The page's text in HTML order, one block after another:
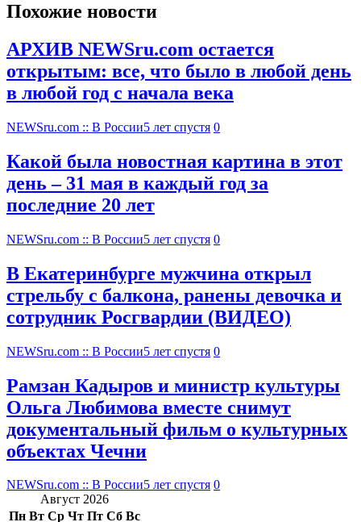
Похожие новости
АРХИВ NEWSru.com остается
открытым: все, что было в любой день
в любой год с начала века
NEWSru.com :: В России5 лет спустя 0
Какой была новостная картина в этот
день – 31 мая в каждый год за
последние 20 лет
NEWSru.com :: В России5 лет спустя 0
В Екатеринбурге мужчина открыл
стрельбу с балкона, ранены девочка и
сотрудник Росгвардии (ВИДЕО)
NEWSru.com :: В России5 лет спустя 0
Рамзан Кадыров и министр культуры
Ольга Любимова вместе снимут
документальный фильм о культурных
объектах Чечни
NEWSru.com :: В России5 лет спустя 0
Август 2026
Пн Вт Ср Чт Пт Сб Вс